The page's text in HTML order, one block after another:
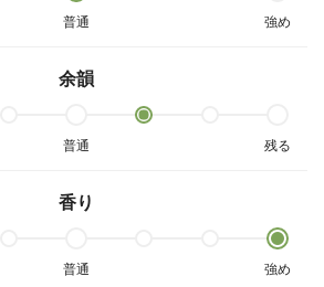
普通 強め
余韻
普通 残る
香り
普通 強め